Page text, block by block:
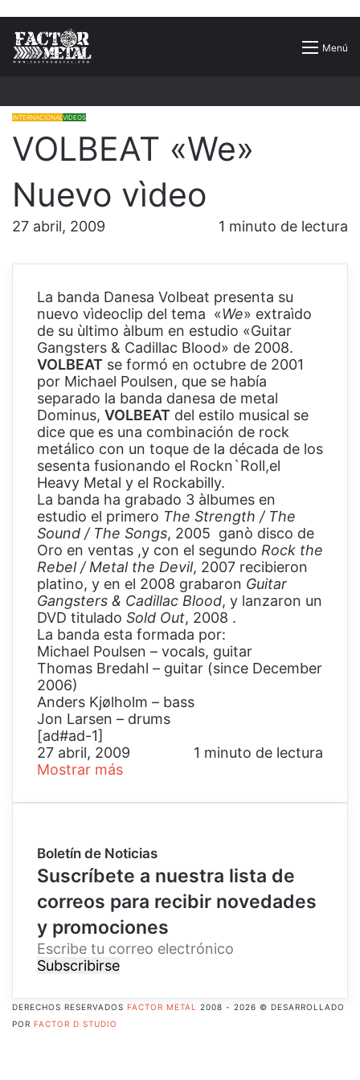
Menú
Buscar
INTERNACIONAL VIDEOS
VOLBEAT «We»
Nuevo vìdeo
27 abril, 2009 1 minuto de lectura
La banda Danesa Volbeat presenta su
nuevo vìdeoclip del tema «We» extraìdo
de su ùltimo àlbum en estudio «Guitar
Gangsters & Cadillac Blood» de 2008.
VOLBEAT se formó en octubre de 2001
por Michael Poulsen, que se había
separado la banda danesa de metal
Dominus, VOLBEAT del estilo musical se
dice que es una combinación de rock
metálico con un toque de la década de los
sesenta fusionando el Rockn`Roll,el
Heavy Metal y el Rockabilly.
La banda ha grabado 3 àlbumes en
estudio el primero The Strength / The
Sound / The Songs, 2005 ganò disco de
Oro en ventas ,y con el segundo Rock the
Rebel / Metal the Devil, 2007 recibieron
platino, y en el 2008 grabaron Guitar
Gangsters & Cadillac Blood, y lanzaron un
DVD titulado Sold Out, 2008 .
La banda esta formada por:
Michael Poulsen – vocals, guitar
Thomas Bredahl – guitar (since December
2006)
Anders Kjølholm – bass
Jon Larsen – drums
[ad#ad-1]
27 abril, 2009
1 minuto de lectura
Mostrar más
Boletín de Noticias
Suscríbete a nuestra lista de
correos para recibir novedades
y promociones
E
s
r
i
b
DERECHOS RESERVADOS FACTOR METAL
2008 - 2026 © DESARROLLADO
POR FACTOR D STUDIO